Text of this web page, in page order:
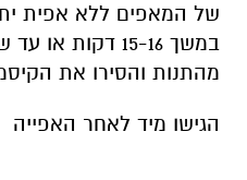
של המאפים ללא אפית
במשך 15-16
מהתנות והסירו את
הגישו מיד לאחר האפייה